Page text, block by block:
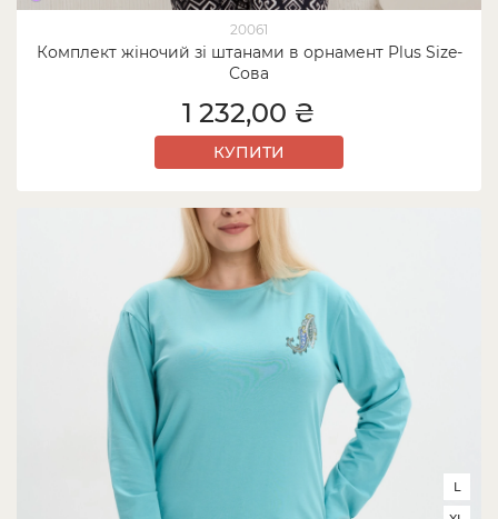
20061
Комплект жіночий зі штанами в орнамент Plus Size-
Сова
1 232,00 ₴
КУПИТИ
L